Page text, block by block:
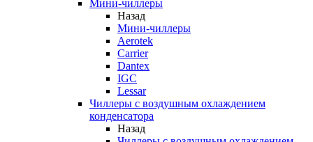
Мини-чиллеры
Назад
Мини-чиллеры
Aerotek
Carrier
Dantex
IGC
Lessar
Чиллеры с воздушным охлаждением
конденсатора
Назад